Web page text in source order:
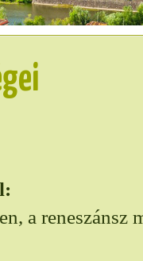
a reneszánsz